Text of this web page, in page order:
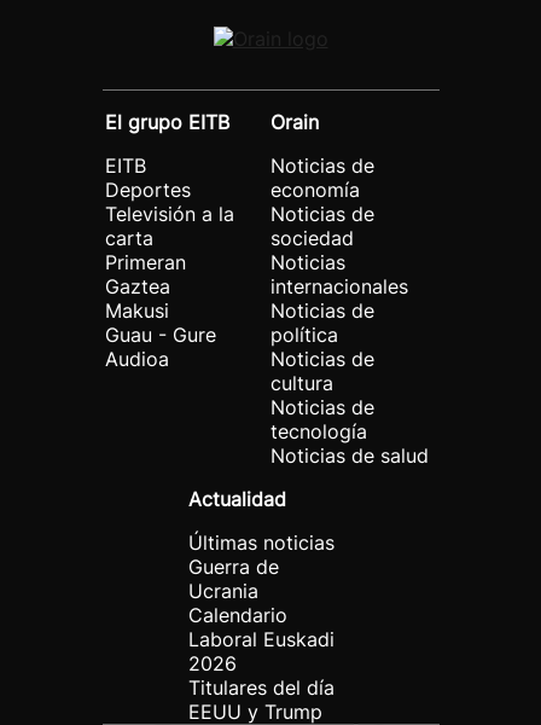
El grupo EITB
EITB
Deportes
Televisión a la
carta
Primeran
Gaztea
Makusi
Guau - Gure
Audioa
Orain
Noticias de
economía
Noticias de
sociedad
Noticias
internacionales
Noticias de
política
Noticias de
cultura
Noticias de
tecnología
Noticias de salud
Actualidad
Últimas noticias
Guerra de
Ucrania
Calendario
Laboral Euskadi
2026
Titulares del día
EEUU y Trump